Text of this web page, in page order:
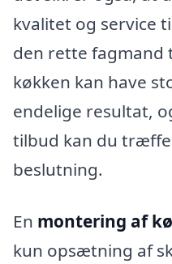
kvalitet og service
den rette fagmand
køkken kan have
endelige resultat,
tilbud kan du
beslutning.
En montering af
kun opsætning af